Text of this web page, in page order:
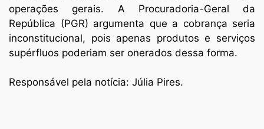
operações gerais. A Procuradoria-Geral da
República (PGR) argumenta que a cobrança seria
inconstitucional, pois apenas produtos e serviços
supérfluos poderiam ser onerados dessa forma.
Responsável pela notícia: Júlia Pires.